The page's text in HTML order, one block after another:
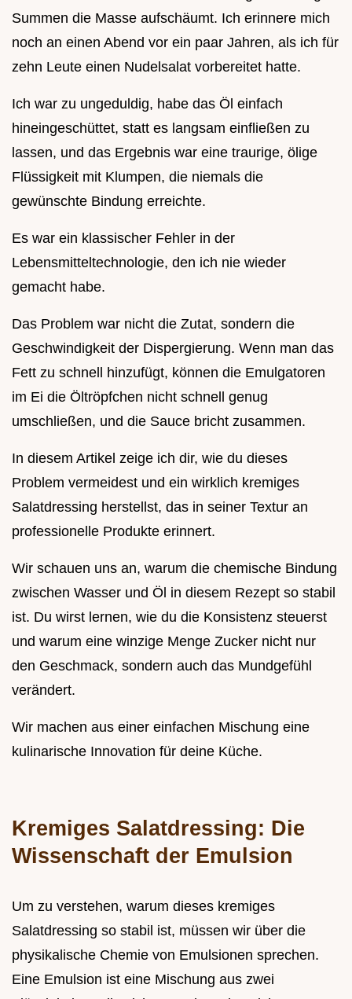
Summen die Masse aufschäumt. Ich erinnere mich
noch an einen Abend vor ein paar Jahren, als ich für
zehn Leute einen Nudelsalat vorbereitet hatte.
Ich war zu ungeduldig, habe das Öl einfach
hineingeschüttet, statt es langsam einfließen zu
lassen, und das Ergebnis war eine traurige, ölige
Flüssigkeit mit Klumpen, die niemals die
gewünschte Bindung erreichte.
Es war ein klassischer Fehler in der
Lebensmitteltechnologie, den ich nie wieder
gemacht habe.
Das Problem war nicht die Zutat, sondern die
Geschwindigkeit der Dispergierung. Wenn man das
Fett zu schnell hinzufügt, können die Emulgatoren
im Ei die Öltröpfchen nicht schnell genug
umschließen, und die Sauce bricht zusammen.
In diesem Artikel zeige ich dir, wie du dieses
Problem vermeidest und ein wirklich kremiges
Salatdressing herstellst, das in seiner Textur an
professionelle Produkte erinnert.
Wir schauen uns an, warum die chemische Bindung
zwischen Wasser und Öl in diesem Rezept so stabil
ist. Du wirst lernen, wie du die Konsistenz steuerst
und warum eine winzige Menge Zucker nicht nur
den Geschmack, sondern auch das Mundgefühl
verändert.
Wir machen aus einer einfachen Mischung eine
kulinarische Innovation für deine Küche.
Kremiges Salatdressing: Die
Wissenschaft der Emulsion
Um zu verstehen, warum dieses kremiges
Salatdressing so stabil ist, müssen wir über die
physikalische Chemie von Emulsionen sprechen.
Eine Emulsion ist eine Mischung aus zwei